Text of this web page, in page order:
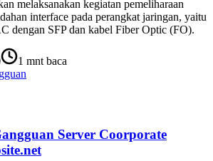
melaksanakan kegiatan pemeliharaan
interface pada perangkat jaringan, yaitu
dengan SFP dan kabel Fiber Optic (FO).
1 mnt baca
Server Coorporate